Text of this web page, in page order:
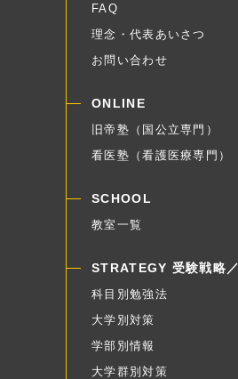
FAQ
理念・代表あいさつ
お問い合わせ
ONLINE
旧帝塾（国公立専門）
看医塾（看護医療専門）
SCHOOL
教室一覧
STRATEGY 受験戦略
科目別勉強法
大学別対策
学部別情報
大学群別対策